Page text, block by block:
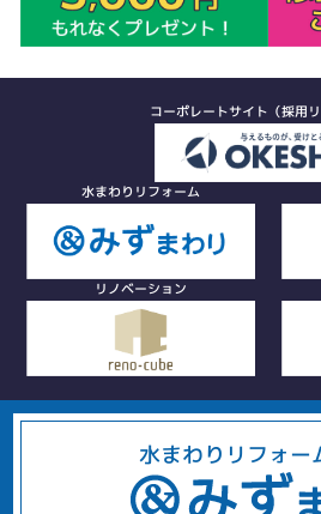
コーポレートサイト（採用リ
水まわりリフォーム
リノベーション
水まわりリフォー